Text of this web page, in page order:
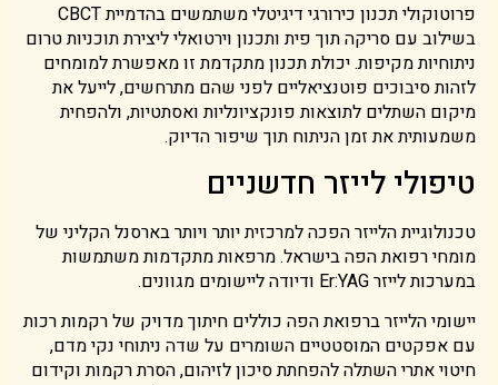
פרוטוקולי תכנון כירורגי דיגיטלי משתמשים בהדמיית CBCT
בשילוב עם סריקה תוך פית ותכנון וירטואלי ליצירת תוכניות טרום
ניתוחיות מקיפות. יכולת תכנון מתקדמת זו מאפשרת למומחים
לזהות סיבוכים פוטנציאליים לפני שהם מתרחשים, לייעל את
מיקום השתלים לתוצאות פונקציונליות ואסתטיות, ולהפחית
משמעותית את זמן הניתוח תוך שיפור הדיוק.
טיפולי לייזר חדשניים
טכנולוגיית הלייזר הפכה למרכזית יותר ויותר בארסנל הקליני של
מומחי רפואת הפה בישראל. מרפאות מתקדמות משתמשות
במערכות לייזר Er:YAG ודיודה ליישומים מגוונים.
יישומי הלייזר ברפואת הפה כוללים חיתוך מדויק של רקמות רכות
עם אפקטים המוסטטיים השומרים על שדה ניתוחי נקי מדם,
חיטוי אתרי השתלה להפחתת סיכון לזיהום, הסרת רקמות וקידום